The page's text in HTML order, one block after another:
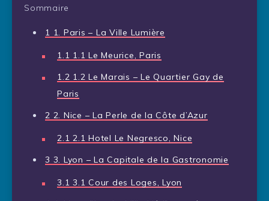
Sommaire
1 1. Paris – La Ville Lumière
1.1 1.1 Le Meurice, Paris
1.2 1.2 Le Marais – Le Quartier Gay de
Paris
2 2. Nice – La Perle de la Côte d’Azur
2.1 2.1 Hotel Le Negresco, Nice
3 3. Lyon – La Capitale de la Gastronomie
3.1 3.1 Cour des Loges, Lyon